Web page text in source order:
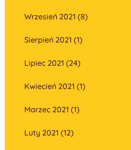
Wrzesień 2021 (8)
Sierpień 2021 (1)
Lipiec 2021 (24)
Kwiecień 2021 (1)
Marzec 2021 (1)
Luty 2021 (12)